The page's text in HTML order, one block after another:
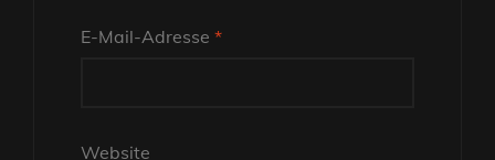
E-Mail-Adresse *
Website